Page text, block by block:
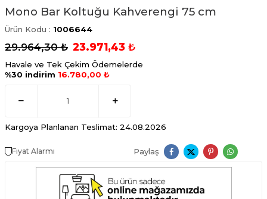
Mono Bar Koltuğu Kahverengi 75 cm
Ürün Kodu : 1006644
29.964,30₺ 23.971,43 ₺
Havale ve Tek Çekim Ödemelerde
%30 indirim 16.780,00 ₺
Kargoya Planlanan Teslimat: 24.08.2026
Fiyat Alarmı Paylaş